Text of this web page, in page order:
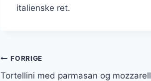
italienske ret.
Indlægsnavigation
FORRIGE
Tortellini med parmasan og